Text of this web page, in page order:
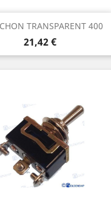
TRANSPARENT 400
Prix
21,42 €
Aperçu rapide